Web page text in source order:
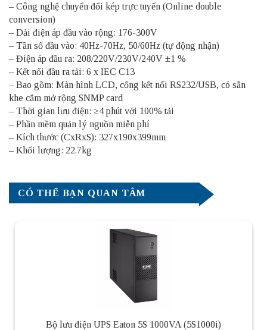
– Công nghệ chuyển đổi kép trực tuyến (Online double
conversion)
– Dải điện áp đầu vào rộng: 176-300V
– Tần số đầu vào: 40Hz-70Hz, 50/60Hz (tự động nhận)
– Điện áp đầu ra: 208/220V/230V/240V ±1 %
– Kết nối đầu ra tải: 6 x IEC C13
– Bao gồm: Màn hình LCD, cổng kết nối RS232/USB, có sẵn
khe cắm mở rộng SNMP card
– Thời gian lưu điện: ≥4 phút với 100% tải
– Phần mềm quản lý nguồn miễn phí
– Kích thước (CxRxS): 327x190x399mm
– Khối lượng: 22.7kg
CÓ THỂ BẠN QUAN TÂM
Bộ lưu điện UPS Eaton 5S 1000VA (5S1000i)